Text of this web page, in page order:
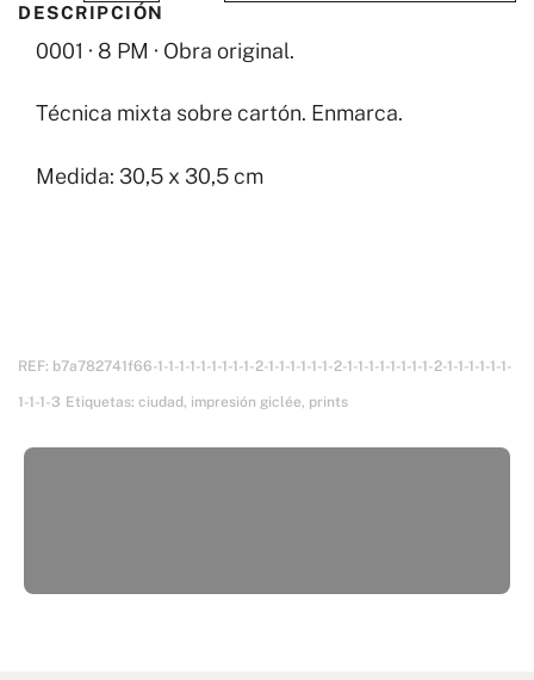
·
8
PM
DESCRIPCIÓN
0001 · 8 PM · Obra original.
Técnica mixta sobre cartón. Enmarca.
Medida: 30,5 x 30,5 cm
REF: b7a782741f66-1-1-1-1-1-1-1-1-1-2-1-1-1-1-1-1-2-1-1-1-1-1-1-1-1-2-1-1-1-1-1-1-
1-1-1-3 Etiquetas: ciudad , impresión giclée, prints